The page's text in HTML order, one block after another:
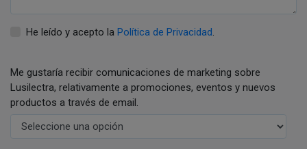
He leído y acepto la Política de Privacidad
Me gustaría recibir comunicaciones de marketing sobre
Lusilectra, relativamente a promociones, eventos y nuevos
productos a través de email.